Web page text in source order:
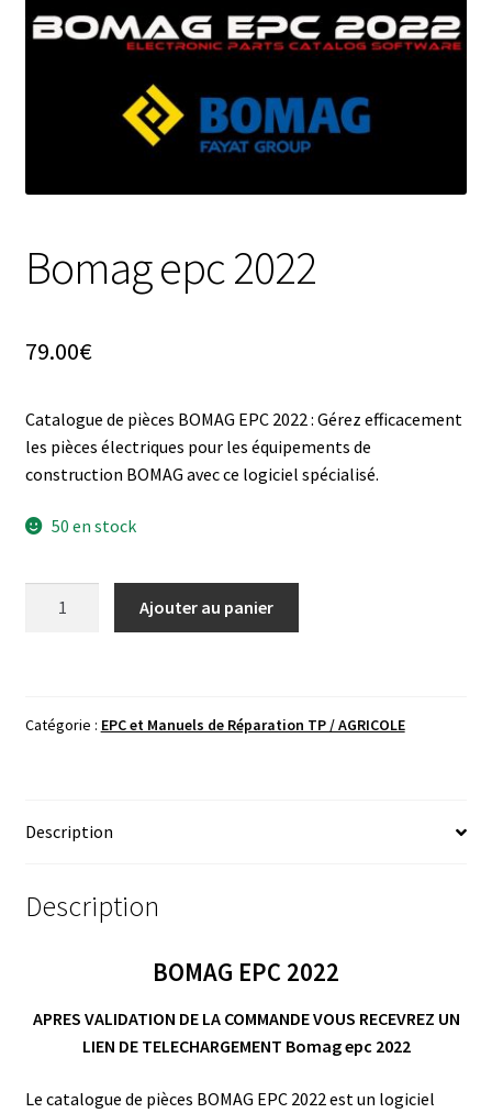
Bomag epc 2022
79.00€
Catalogue de pièces BOMAG EPC 2022 : Gérez efficacement
les pièces électriques pour les équipements de
construction BOMAG avec ce logiciel spécialisé.
50 en stock
Ajouter au panier
Catégorie : EPC et Manuels de Réparation TP / AGRICOLE
Description
Description
BOMAG EPC 2022
APRES VALIDATION DE LA COMMANDE VOUS RECEVREZ UN
LIEN DE TELECHARGEMENT Bomag epc 2022
Le catalogue de pièces BOMAG EPC 2022 est un logiciel